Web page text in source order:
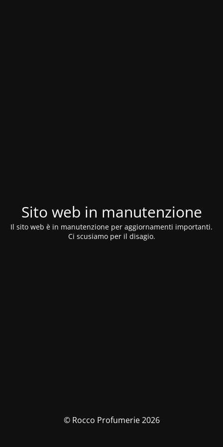
Sito web in manutenzione
Il sito web è in manutenzione per aggiornamenti importanti.
Ci scusiamo per il disagio.
© Rocco Profumerie 2026